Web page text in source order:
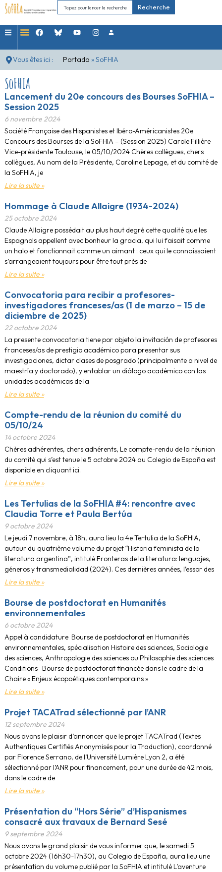
Recherche
Vous êtes ici : Portada »SoFHIA
SoFHIA
Lancement du 20e concours des Bourses SoFHIA –
Session 2025
6 novembre 2024
Société Française des Hispanistes et Ibéro-Américanistes 20e
Concours des Bourses de la SoFHIA – (Session 2025) Carole Fillière
Vice-présidente Toulouse, le 05/10/2024 Chères collègues, chers
collègues, Au nom de la Présidente, Caroline Lepage, et du comité de
la SoFHIA, je
Lire la suite »
Hommage à Claude Allaigre (1934-2024)
25 octobre 2024
Claude Allaigre possédait au plus haut degré cette qualité que les
Espagnols appellent avec bonheur la gracia, qui lui faisait comme
un halo et fonctionnait comme un aimant : ceux qui le connaissaient
s’arrangeaient toujours pour être tout près de
Lire la suite »
Convocatoria para recibir a profesores-
investigadores franceses/as (1 de marzo – 15 de
diciembre de 2025)
22 octobre 2024
La presente convocatoria tiene por objeto la invitación de profesores
franceses/as de prestigio académico para presentar sus
investigaciones, dictar clases de posgrado (principalmente a nivel de
maestría y doctorado), y entablar un diálogo académico con las
unidades académicas de la
Lire la suite »
Compte-rendu de la réunion du comité du
05/10/24
14 octobre 2024
Chères adhérentes, chers adhérents, Le compte-rendu de la réunion
du comité qui s’est tenue le 5 octobre 2024 au Colegio de España est
disponible en cliquant ici.
Lire la suite »
Les Tertulias de la SoFHIA #4: rencontre avec
Claudia Torre et Paula Bertúa
9 octobre 2024
Le jeudi 7 novembre, à 18h, aura lieu la 4e Tertulia de la SoFHIA,
autour du quatrième volume du projet “Historia feminista de la
literatura argentina”, intitulé Fronteras de la literatura: lenguajes,
géneros y transmedialidad (2024). Ces dernières années, l’essor des
Lire la suite »
Bourse de postdoctorat en Humanités
environnementales
6 octobre 2024
Appel à candidature Bourse de postdoctorat en Humanités
environnementales, spécialisation Histoire des sciences, Sociologie
des sciences, Anthropologie des sciences ou Philosophie des sciences
Conditions Bourse de postdoctorat financée dans le cadre de la
Chaire « Enjeux écopoétiques contemporains »
Lire la suite »
Projet TACATrad sélectionné par l’ANR
12 septembre 2024
Nous avons le plaisir d’annoncer que le projet TACATrad (Textes
Authentiques Certifiés Anonymisés pour la Traduction), coordonné
par Florence Serrano, de l’Université Lumière Lyon 2, a été
sélectionné par l’ANR pour financement, pour une durée de 42 mois,
dans le cadre de
Lire la suite »
Présentation du “Hors Série” d’Hispanismes
consacré aux travaux de Bernard Sesé
9 septembre 2024
Nous avons le grand plaisir de vous informer que, le samedi 5
octobre 2024 (16h30-17h30), au Colegio de España, aura lieu une
présentation du volume publié par la SoFHIA et intitulé L’aventure